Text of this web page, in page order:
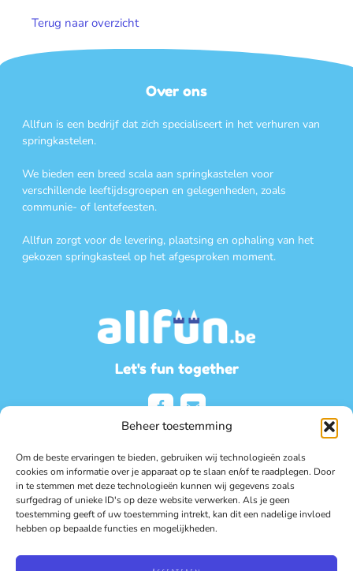
Beheer toestemming
Om de beste ervaringen te bieden, gebruiken wij technologieën zoals
cookies om informatie over je apparaat op te slaan en/of te raadplegen. Door
in te stemmen met deze technologieën kunnen wij gegevens zoals
surfgedrag of unieke ID's op deze website verwerken. Als je geen
toestemming geeft of uw toestemming intrekt, kan dit een nadelige invloed
hebben op bepaalde functies en mogelijkheden.
Terug naar overzicht
Over ons
Allfun is een bedrijf dat zich specialiseert in het verhuren van
springkastelen.
We bieden een breed scala aan springkastelen voor
verschillende leeftijdsgroepen en gelegenheden, zoals
communie- of lentefeesten.
Allfun zorgt voor de levering, plaatsing en ophaling van het
gekozen springkasteel op het afgesproken moment.
Let's fun together
Contact
Riemsterweg 204, 3740 Bilzen
info@allfun.be